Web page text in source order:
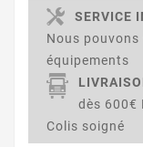
SERVICE
Nous
équipements
dès 600€
Colis soigné